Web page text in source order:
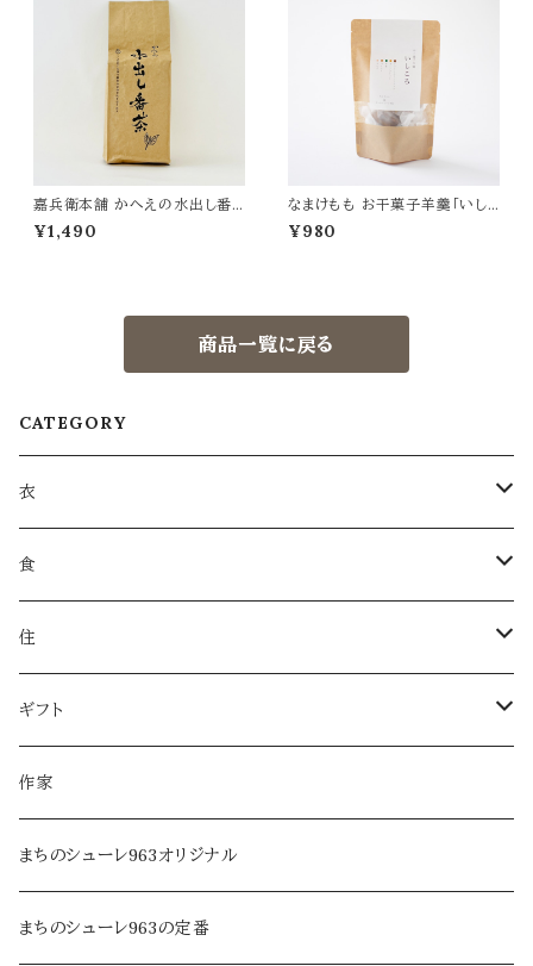
嘉兵衛本舗 かへえの水出し番
茶 500g
¥1,490
なまけもも お干菓子羊羹「いし
ころ」
¥980
商品一覧に戻る
CATEGORY
衣
衣類
服飾雑貨
服飾小物／その他
食
菓子
飲みもの
麺類・麺
調味料・オイル
乾物・だし
住
日用品
本・音楽
家具・インテリア
アロマ・フレグランス
ギフト
ラッピング
作家
まちのシューレ963オリジナル
まちのシューレ963の定番